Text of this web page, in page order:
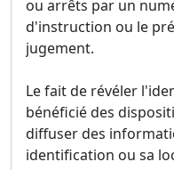
ou arrêts par un
d'instruction ou le
jugement.
Le fait de révéler
bénéficié des
diffuser des
identification ou sa